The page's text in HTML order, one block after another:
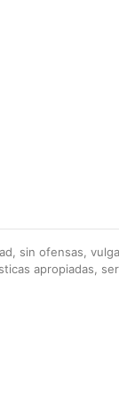
sin ofensas,
apropiadas,